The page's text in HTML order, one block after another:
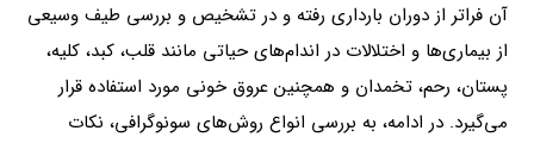
آن فراتر از دوران بارداری رفته و در تشخیص و بررسی طیف وسیعی
از بیماری‌ها و اختلالات در اندام‌های حیاتی مانند قلب، کبد، کلیه،
پستان، رحم، تخمدان و همچنین عروق خونی مورد استفاده قرار
می‌گیرد. در ادامه، به بررسی انواع روش‌های سونوگرافی، نکات